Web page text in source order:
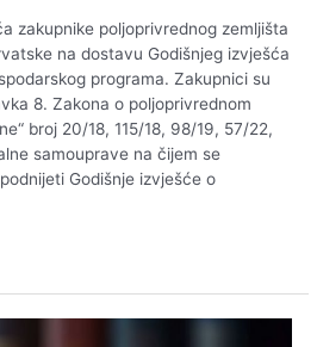
zakupnike poljoprivrednog zemljišta
na dostavu Godišnjeg izvješća
programa. Zakupnici su
8. Zakona o poljoprivrednom
broj 20/18, 115/18, 98/19, 57/22,
samouprave na čijem se
Godišnje izvješće o